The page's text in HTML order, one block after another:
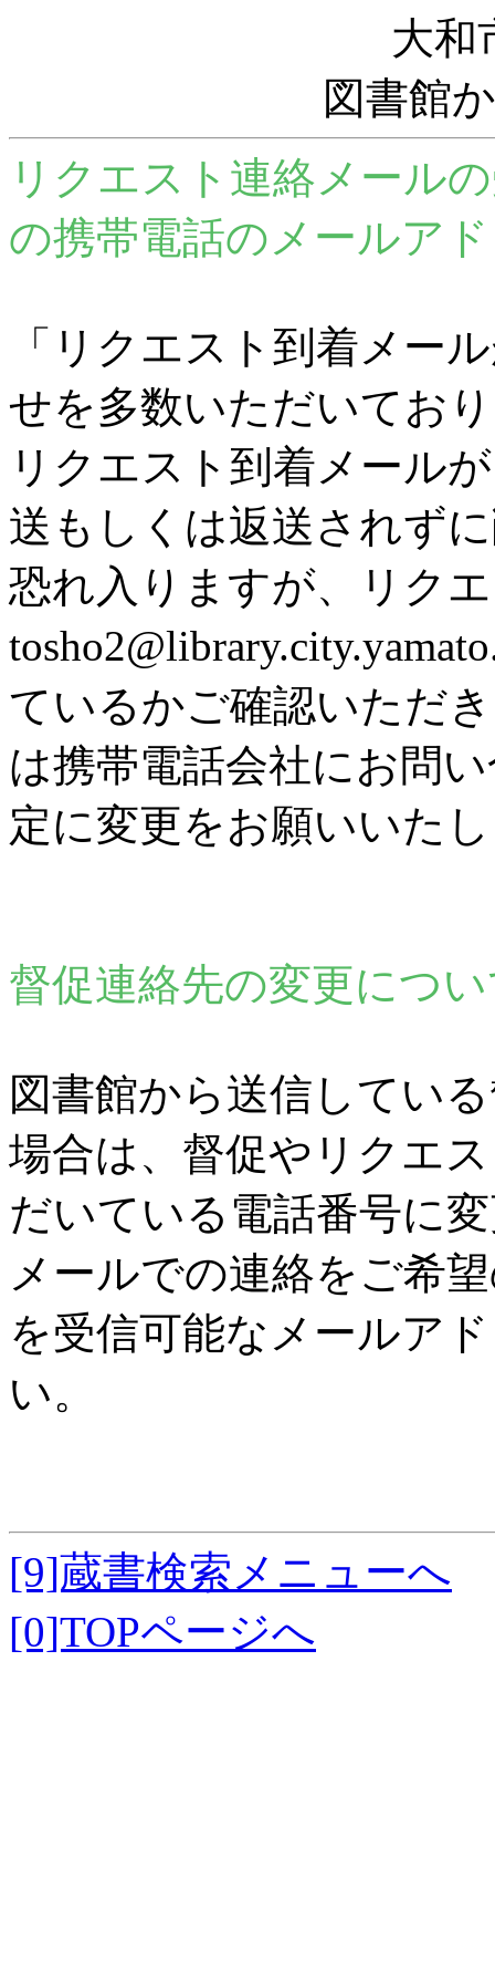
大和
図書館
リクエスト連絡メール
の携帯電話のメールア
「リクエスト到着メー
せを多数いただいてお
リクエスト到着メール
送もしくは返送されず
恐れ入りますが、リク
ているかご確認いただ
は携帯電話会社にお問
定に変更をお願いいた
督促連絡先の変更につ
図書館から送信してい
場合は、督促やリクエ
だいている電話番号に
メールでの連絡をご希
を受信可能なメールア
い。
[9]蔵書検索メニューへ
[0]TOPページへ